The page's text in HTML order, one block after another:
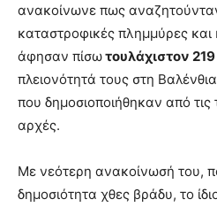
ανακοίνωνε πως
καταστροφικές πλημμύρες και
άφησαν πίσωτουλάχιστον
πλειονότητά τους στη
που δημοσιοποιήθηκαν από τις
αρχές.
Με νεότερη ανακοίνωσή του,
δημοσιότητα χθες βράδυ, το